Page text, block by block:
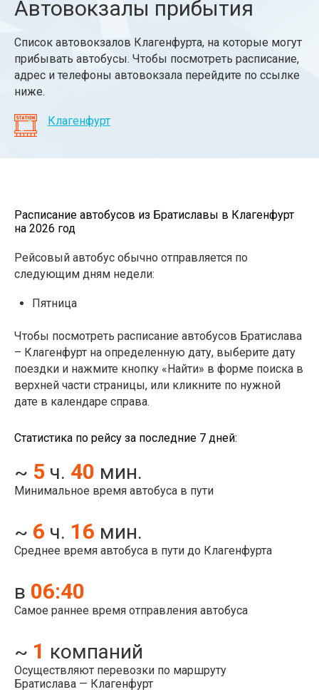
Автовокзалы прибытия
Список автовокзалов Клагенфурта, на которые могут
прибывать автобусы. Чтобы посмотреть расписание,
адрес и телефоны автовокзала перейдите по ссылке
ниже.
Клагенфурт
Расписание автобусов из Братиславы в Клагенфурт
на 2026 год
Рейсовый автобус обычно отправляется по
следующим дням недели:
Пятница
Чтобы посмотреть расписание автобусов Братислава
– Клагенфурт на определенную дату, выберите дату
поездки и нажмите кнопку «Найти» в форме поиска в
верхней части страницы, или кликните по нужной
дате в календаре справа.
Статистика по рейсу за последние 7 дней:
~ 5 ч. 40 мин.
Минимальное время автобуса в пути
~ 6 ч. 16 мин.
Среднее время автобуса в пути до Клагенфурта
в 06:40
Самое раннее время отправления автобуса
~ 1 компаний
Осуществляют перевозки по маршруту
Братислава — Клагенфурт